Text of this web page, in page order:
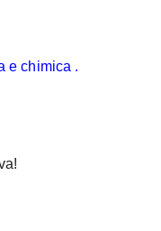
e chimica .